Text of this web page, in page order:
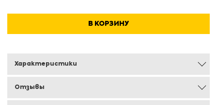
В КОРЗИНУ
Характеристики
Отзывы